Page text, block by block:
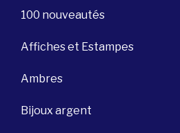
100 nouveautés
Affiches et Estampes
Ambres
Bijoux argent